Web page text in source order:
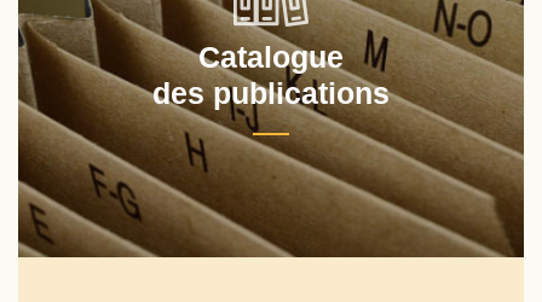
Catalogue
des publications